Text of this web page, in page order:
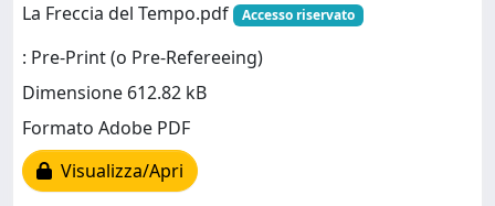
La Freccia del Tempo.pdf
Accesso riservato
: Pre-Print (o Pre-Refereeing)
Dimensione 612.82 kB
Formato Adobe PDF
Visualizza/Apri